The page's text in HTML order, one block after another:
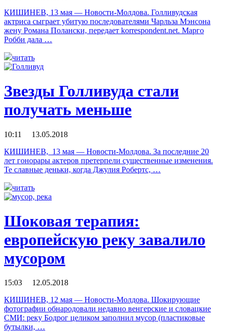
КИШИНЕВ, 13 мая — Новости-Молдова. Голливудская
актриса сыграет убитую последователями Чарльза Мэнсона
жену Романа Полански, передает korrespondent.net. Марго
Робби дала …
читать
Звезды Голливуда стали
получать меньше
10:11 13.05.2018
КИШИНЕВ, 13 мая — Новости-Молдова. За последние 20
лет гонорары актеров претерпели существенные изменения.
Те славные деньки, когда Джулия Робертс, …
читать
Шоковая терапия:
европейскую реку завалило
мусором
15:03 12.05.2018
КИШИНЕВ, 12 мая — Новости-Молдова. Шокирующие
фотографии обнародовали недавно венгерские и словацкие
СМИ: реку Бодрог целиком заполнил мусор (пластиковые
бутылки, …